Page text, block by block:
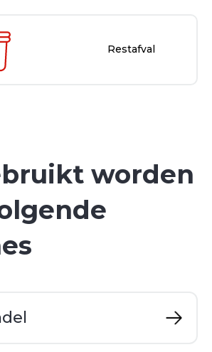
Restafval
worden